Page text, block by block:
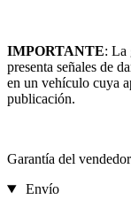
IMPORTANTE: La
presenta señales de
en un vehículo cuya
publicación.
Garantía del
Envío